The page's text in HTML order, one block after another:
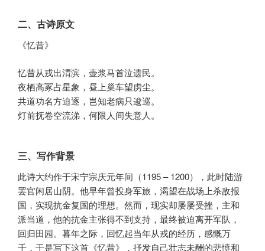
二、古诗原文
《忆昔》
忆昔从戎出渭滨，壶浆马首泣遗民。
夜栖高冢占星象，昼上巢车望虏尘。
共道功名方迫逐，岂知老病只逡巡。
灯前抚卷空流涕，何限人间失意人。
三、写作背景
此诗大约作于宋宁宗庆元年间（1195 – 1200），此时陆游
罢官闲居山阴。他早年曾投身军旅，渴望在战场上杀敌报
国，实现抗金复国的理想。然而，现实却屡屡受挫，主和
派当道，他的抗金主张得不到支持，最终被迫离开军队，
回归田园。暮年之际，回忆起当年从戎的经历，感慨万
千，于是写下这首《忆昔》，抒发自己壮志未酬的悲愤和